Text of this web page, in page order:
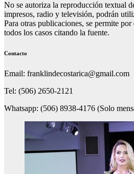
No se autoriza la reproducción textual
impresos, radio y televisión, podrán
Para otras publicaciones, se permite
todos los casos citando la fuente.
Contacto
Email: franklindecostarica@gmail.com
Tel: (506) 2650-2121
Whatsapp: (506) 8938-4176 (Solo